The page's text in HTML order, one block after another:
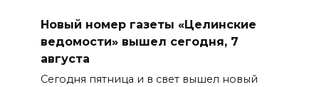
Новый номер газеты «Целинские
ведомости» вышел сегодня, 7
августа
Сегодня пятница и в свет вышел новый